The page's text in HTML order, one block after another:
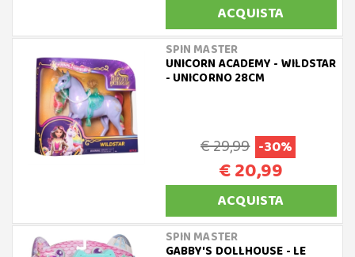
ACQUISTA
SPIN MASTER
UNICORN ACADEMY - WILDSTAR
- UNICORNO 28CM
€ 29,99 -30%
€ 20,99
ACQUISTA
SPIN MASTER
GABBY'S DOLLHOUSE - LE